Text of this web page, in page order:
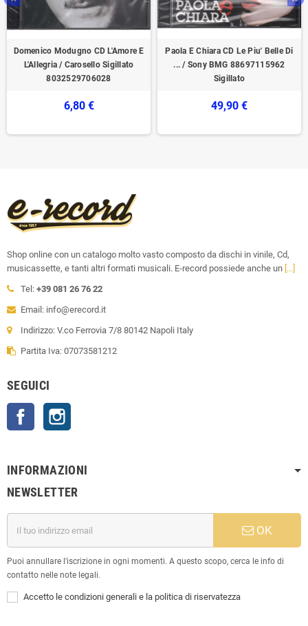
Domenico Modugno CD L'Amore E
L'Allegria / Carosello Sigillato
8032529706028
6,80 €
Paola E Chiara CD Le Piu' Belle Di
... / Sony BMG 88697115962
Sigillato
49,90 €
Shop online con un catalogo molto vasto composto da dischi in vinile, Cd,
musicassette, e tanti altri formati musicali. E-record possiede anche un [...]
Tel: +39 081 26 76 22
Email: info@erecord.it
Indirizzo: V.co Ferrovia 7/8 80142 Napoli Italy
Partita Iva: 07073581212
SEGUICI
Facebook
INFORMAZIONI
NEWSLETTER
OK
Puoi annullare l'iscrizione in ogni momenti. A questo scopo, cerca le info di
contatto nelle note legali.
Accetto le condizioni generali e la politica di riservatezza